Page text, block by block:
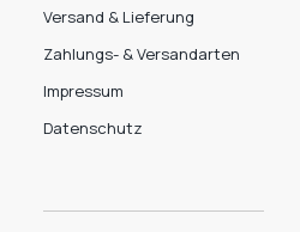
Versand & Lieferung
Zahlungs- & Versandarten
Impressum
Datenschutz